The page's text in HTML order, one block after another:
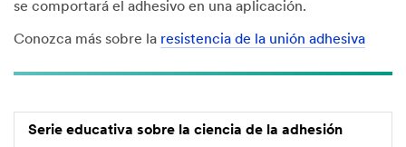
se comportará el adhesivo en una aplicación.
Conozca más sobre la resistencia de la unión adhesiva
Serie educativa sobre la ciencia de la adhesión